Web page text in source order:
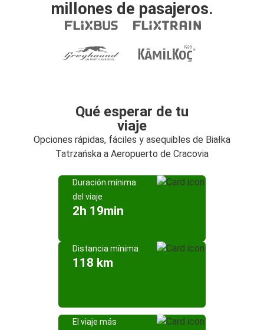
millones de pasajeros.
Qué esperar de tu
viaje
Opciones rápidas, fáciles y asequibles de Białka
Tatrzańska a Aeropuerto de Cracovia
Duración mínima
del viaje
2h 19min
Distancia mínima
118 km
El viaje más